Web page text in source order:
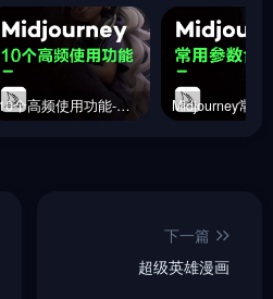
10个高频使用功能-Midjourney
下一篇
超级英雄漫画